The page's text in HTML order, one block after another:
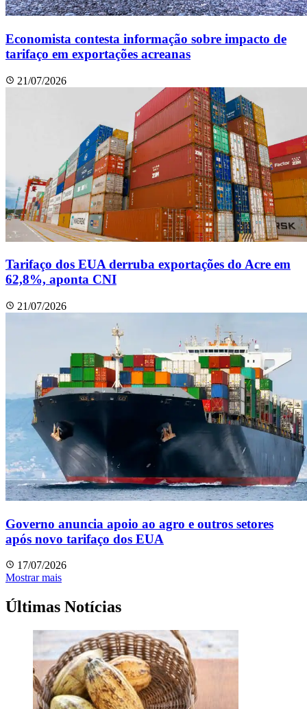
Economista contesta informação sobre impacto de
tarifaço em exportações acreanas
21/07/2026
Tarifaço dos EUA derruba exportações do Acre em
62,8%, aponta CNI
21/07/2026
Governo anuncia apoio ao agro e outros setores
após novo tarifaço dos EUA
17/07/2026
Mostrar mais
Últimas Notícias